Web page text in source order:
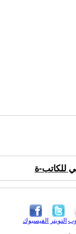
للكاتب-ة
الفيسبوك التويتر